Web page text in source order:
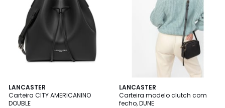
LANCASTER
Carteira CITY AMERICANINO
DOUBLE
LANCASTER
Carteira modelo clutch com
fecho, DUNE
4,6
/ 5